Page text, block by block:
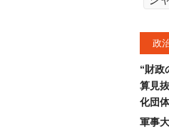
政
“財政
算見
化団
軍事